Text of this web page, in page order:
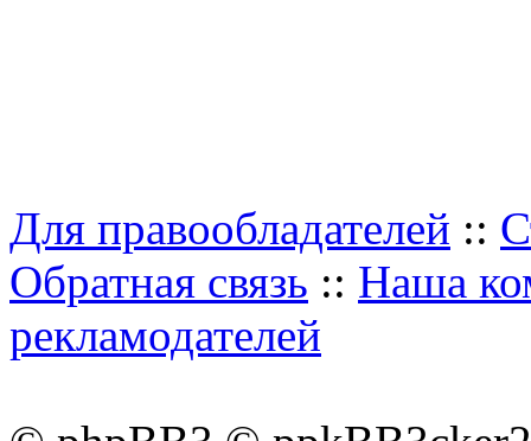
Для правообладателей ::
Обратная связь :: Наша
рекламодателей